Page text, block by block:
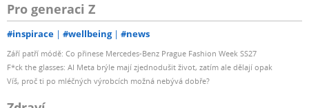
Pro generaci Z
#inspirace #wellbeing #news
Září patří módě: Co přinese Mercedes-Benz Prague Fashion Week SS27
F*ck the glasses: AI Meta brýle mají zjednodušit život, zatím ale dělají opak
Víš, proč ti po mléčných výrobcích možná nebývá dobře?